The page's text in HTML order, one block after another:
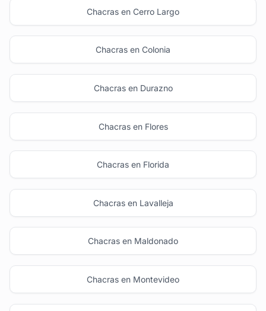
Chacras en Cerro Largo
Chacras en Colonia
Chacras en Durazno
Chacras en Flores
Chacras en Florida
Chacras en Lavalleja
Chacras en Maldonado
Chacras en Montevideo